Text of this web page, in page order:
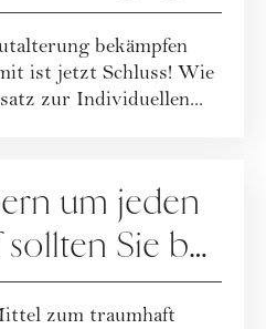
bekämpfen
ist jetzt Schluss! Wie
zur Individuellen...
um jeden
sollten Sie bei
achten
zum traumhaft